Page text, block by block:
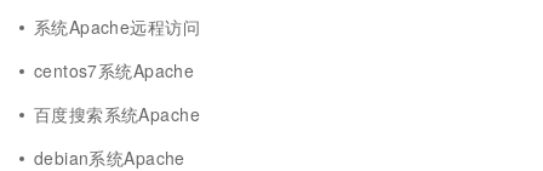
系统Apache远程访问
centos7系统Apache
百度搜索系统Apache
debian系统Apache